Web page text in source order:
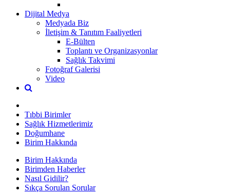
Dijital Medya
Medyada Biz
İletişim & Tanıtım Faaliyetleri
E-Bülten
Toplantı ve Organizasyonlar
Sağlık Takvimi
Fotoğraf Galerisi
Video
Tıbbi Birimler
Sağlık Hizmetlerimiz
Doğumhane
Birim Hakkında
Birim Hakkında
Birimden Haberler
Nasıl Gidilir?
Sıkça Sorulan Sorular